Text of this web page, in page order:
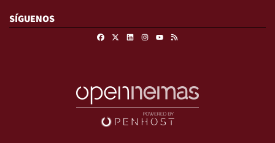
SÍGUENOS
FacebookLinkedinInstagram